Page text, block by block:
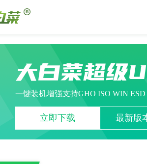
大白菜超级
一键装机增强支持GHO ISO WIN
立即下载 最新版